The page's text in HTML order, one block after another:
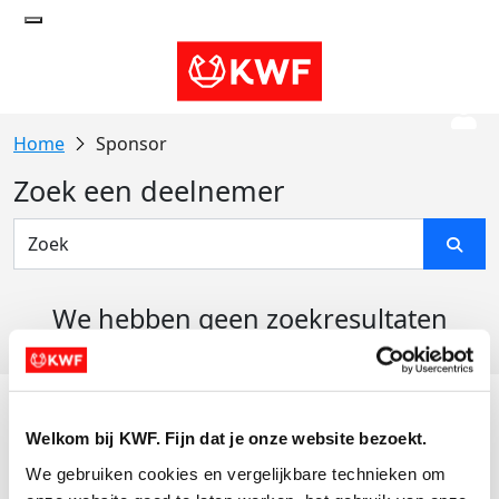
Welkom bij KWF. Fijn dat je onze website bezoekt.
We gebruiken cookies en vergelijkbare technieken om
Sponsor
Zoek een deelnemer
We hebben geen zoekresultaten
Actiematerialen
Evenementen